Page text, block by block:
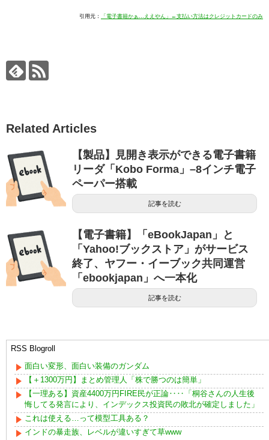
引用元： 「電子書籍かぁ…ええやん」←支払い方法はクレジットカードのみ
Related Articles
【製品】見開き表示ができる電子書籍
リーダ「Kobo Forma」–8インチ電子
ペーパー搭載
記事を読む
【電子書籍】「eBookJapan」と
「Yahoo!ブックストア」がサービス
終了、ヤフー・イーブック共同運営
「ebookjapan」へ一本化
記事を読む
RSS Blogroll
面白い変形、面白い装備のガンダム
【＋1300万円】まとめ管理人「株で勝つのは簡単」
【一理ある】資産4400万円FIRE民が正論‥‥「桐谷さんの人生後
悔してる発言により、インデックス投資民の敗北が確定しました」
これは使える…って模型工具ある？
インドの暴走族、レベルが違いすぎて草www